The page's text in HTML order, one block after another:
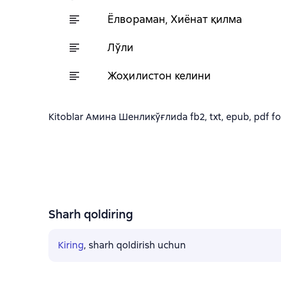
Ёлвораман, Хиёнат қилма
Лўли
Жоҳилистон келини
Kitoblar Амина Шенликўғлиda fb2, txt, epub, pdf
Sharh qoldiring
Kiring, sharh qoldirish uchun